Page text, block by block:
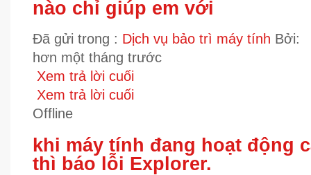
nào chỉ giúp em với
Đã gửi trong : Dịch vụ bảo trì máy tính Bởi:
hơn một tháng trước
Xem trả lời cuối
Xem trả lời cuối
Offline
khi máy tính đang hoạt động
thì báo lỗi Explorer.